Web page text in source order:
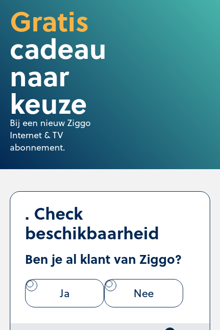
Gratis
cadeau
naar
keuze
Bij een nieuw Ziggo
Internet & TV
abonnement.
Check
beschikbaarheid
Ben je al klant van Ziggo?
Ja Nee